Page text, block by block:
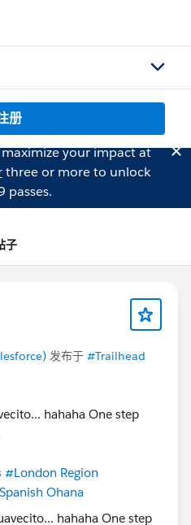
册
your impact at
three or more to unlock
passes.
子
发布于 #Trailhead
hahaha One step
#London Region
Ohana